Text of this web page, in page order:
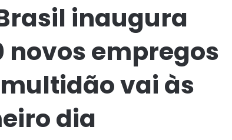
inaugura
empregos
vai às
dia